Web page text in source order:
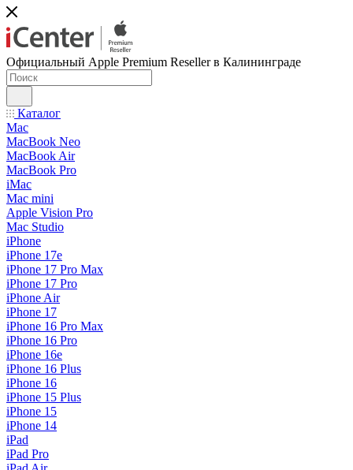
Официальный Apple Premium Reseller в Калининграде
Каталог
Mac
MacBook Neo
MacBook Air
MacBook Pro
iMac
Mac mini
Apple Vision Pro
Mac Studio
iPhone
iPhone 17e
iPhone 17 Pro Max
iPhone 17 Pro
iPhone Air
iPhone 17
iPhone 16 Pro Max
iPhone 16 Pro
iPhone 16e
iPhone 16 Plus
iPhone 16
iPhone 15 Plus
iPhone 15
iPhone 14
iPad
iPad Pro